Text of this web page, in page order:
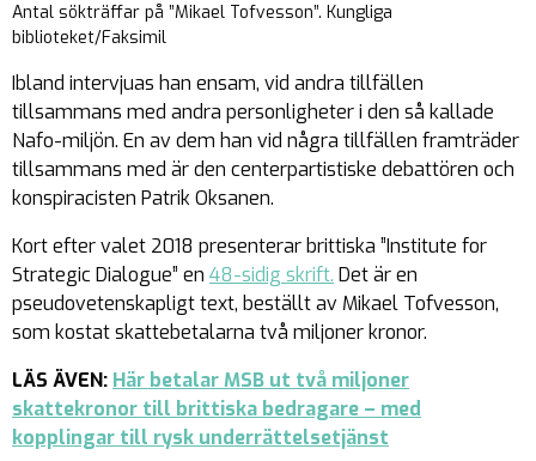
Antal sökträffar på ”Mikael Tofvesson”. Kungliga
biblioteket/Faksimil
Ibland intervjuas han ensam, vid andra tillfällen
tillsammans med andra personligheter i den så kallade
Nafo-miljön. En av dem han vid några tillfällen framträder
tillsammans med är den centerpartistiske debattören och
konspiracisten Patrik Oksanen.
Kort efter valet 2018 presenterar brittiska ”Institute for
Strategic Dialogue” en 48-sidig skrift. Det är en
pseudovetenskapligt text, beställt av Mikael Tofvesson,
som kostat skattebetalarna två miljoner kronor.
LÄS ÄVEN: Här betalar MSB ut två miljoner
skattekronor till brittiska bedragare – med
kopplingar till rysk underrättelsetjänst